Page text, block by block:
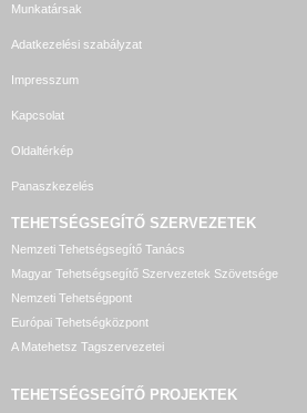
Munkatársak
Adatkezelési szabályzat
Impresszum
Kapcsolat
Oldaltérkép
Panaszkezelés
TEHETSÉGSEGÍTŐ SZERVEZETEK
Nemzeti Tehetségsegítő Tanács
Magyar Tehetségsegítő Szervezetek Szövetsége
Nemzeti Tehetségpont
Európai Tehetségközpont
A Matehetsz Tagszervezetei
TEHETSÉGSEGÍTŐ PROJEKTEK